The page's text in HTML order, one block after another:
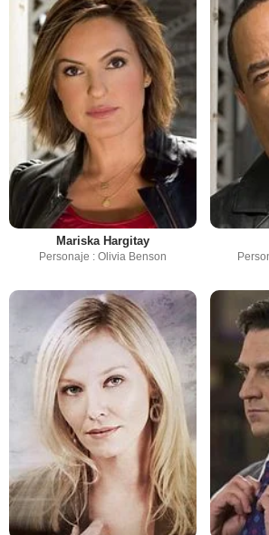
Mariska Hargitay
Personaje : Olivia Benson